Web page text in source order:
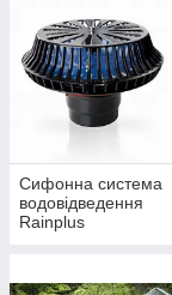
Сифонна система
водовідведення
Rainplus